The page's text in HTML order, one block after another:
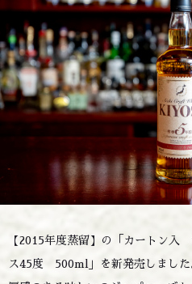
【2015年度蒸留】の「カートン
ス45度 500ml」を新発売しました